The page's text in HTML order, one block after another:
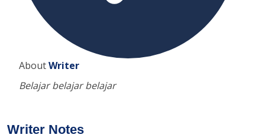
AboutWriter
Belajar belajar belajar
Writer Notes